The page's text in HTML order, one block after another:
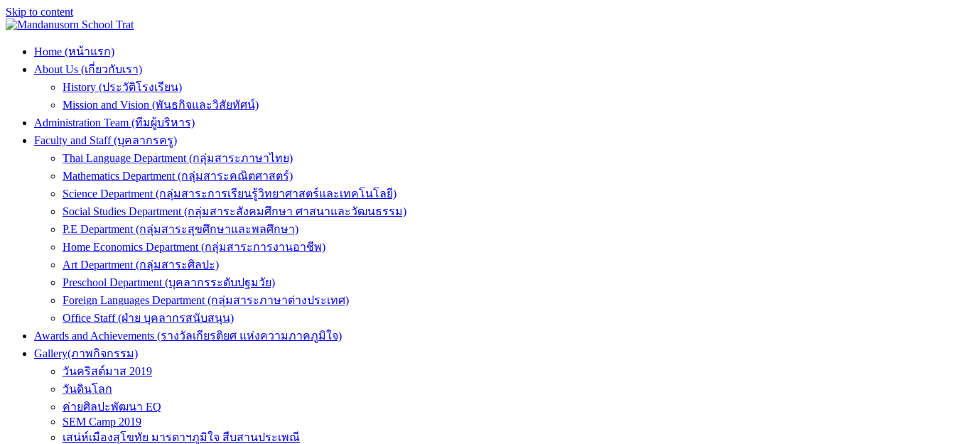
Skip to content
Home (หน้าแรก)
About Us (เกี่ยวกับเรา)
History (ประวัติโรงเรียน)
Mission and Vision (พันธกิจและวิสัยทัศน์)
Administration Team (ทีมผู้บริหาร)
Faculty and Staff (บุคลากรครู)
Thai Language Department (กลุ่มสาระภาษาไทย)
Mathematics Department (กลุ่มสาระคณิตศาสตร์)
Science Department (กลุ่มสาระการเรียนรู้วิทยาศาสตร์และเทคโนโลยี)
Social Studies Department (กลุ่มสาระสังคมศึกษา ศาสนาและวัฒนธรรม)
P.E Department (กลุ่มสาระสุขศึกษาและพลศึกษา)
Home Economics Department (กลุ่มสาระการงานอาชีพ)
Art Department (กลุ่มสาระศิลปะ)
Preschool Department (บุคลากรระดับปฐมวัย)
Foreign Languages Department (กลุ่มสาระภาษาต่างประเทศ)
Office Staff (ฝ่าย บุคลากรสนับสนุน)
Awards and Achievements (รางวัลเกียรติยศ แห่งความภาคภูมิใจ)
Gallery(ภาพกิจกรรม)
วันคริสต์มาส 2019
วันดินโลก
ค่ายศิลปะพัฒนา EQ
SEM Camp 2019
เสน่ห์เมืองสุโขทัย มารดาฯภูมิใจ สืบสานประเพณี